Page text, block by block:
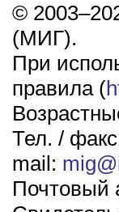
©
(МИГ).
При
правила (
Тел. /
mail:
Почтовый